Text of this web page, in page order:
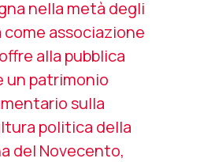
nella metà degli
come associazione
alla pubblica
un patrimonio
sulla
politica della
del Novecento,